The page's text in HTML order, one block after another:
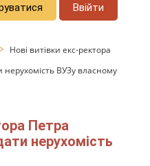
Ввійти
Нові витівки екс-ректора
ВУЗу власному
Петра
нерухомість